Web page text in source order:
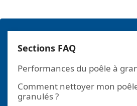
Sections FAQ
Performances du poêle à
Comment nettoyer mon
granulés ?